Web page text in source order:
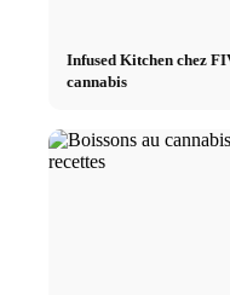
Infused Kitchen chez
cannabis